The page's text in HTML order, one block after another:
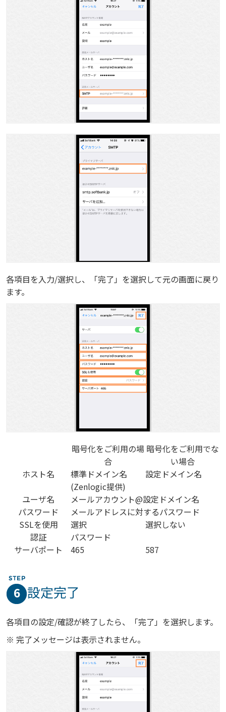
各項目を入力/選択し、「完了」を選択して元の画面に戻り
ます。
暗号化をご利用の場
合
暗号化をご利用でな
い場合
ホスト名
標準ドメイン名
(Zenlogic提供)
設定ドメイン名
ユーザ名
メールアカウント@設定ドメイン名
パスワード
メールアドレスに対するパスワード
SSLを使用
選択
選択しない
認証
パスワード
サーバポート
465 587
6 設定完了
各項目の設定/確認が終了したら、「完了」を選択します。
※ 完了メッセージは表示されません。